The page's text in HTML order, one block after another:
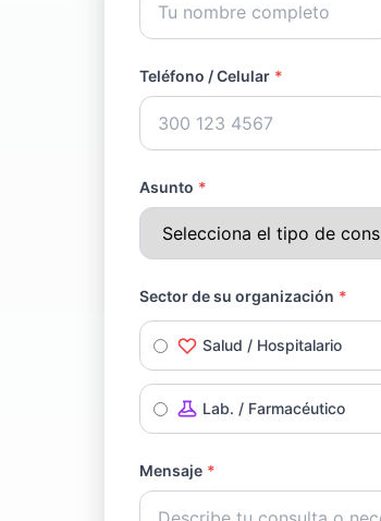
Teléfono / Celular *
Asunto *
Sector de su organización *
Salud / Hospitalario
Lab. / Farmacéutico
Mensaje *